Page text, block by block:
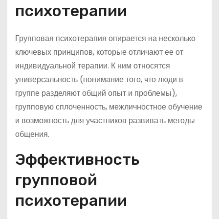
психотерапии
Групповая психотерапия опирается на несколько
ключевых принципов, которые отличают ее от
индивидуальной терапии. К ним относятся
универсальность (понимание того, что люди в
группе разделяют общий опыт и проблемы),
групповую сплоченность, межличностное обучение
и возможность для участников развивать методы
общения.
Эффективность
групповой
психотерапии